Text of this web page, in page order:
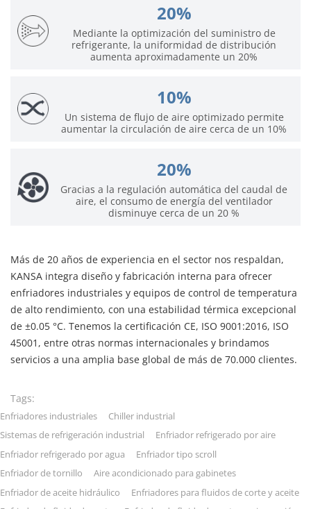
20%
Mediante la optimización del suministro de
refrigerante, la uniformidad de distribución
aumenta aproximadamente un 20%
10%
Un sistema de flujo de aire optimizado permite
aumentar la circulación de aire cerca de un 10%
20%
Gracias a la regulación automática del caudal de
aire, el consumo de energía del ventilador
disminuye cerca de un 20 %
Más de 20 años de experiencia en el sector nos respaldan,
KANSA integra diseño y fabricación interna para ofrecer
enfriadores industriales y equipos de control de temperatura
de alto rendimiento, con una estabilidad térmica excepcional
de ±0.05 °C. Tenemos la certificación CE, ISO 9001:2016, ISO
45001, entre otras normas internacionales y brindamos
servicios a una amplia base global de más de 70.000 clientes.
Tags:
Enfriadores industriales
Chiller industrial
Sistemas de refrigeración industrial
Enfriador refrigerado por aire
Enfriador refrigerado por agua
Enfriador tipo scroll
Enfriador de tornillo
Aire acondicionado para gabinetes
Enfriador de aceite hidráulico
Enfriadores para fluidos de corte y aceite